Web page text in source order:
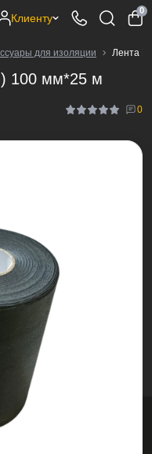
Клиенту
0
для изоляции Лента
100 мм*25 м
0